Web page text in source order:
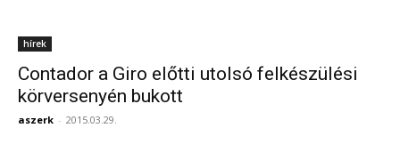
hírek
Contador a Giro előtti utolsó felkészülési
körversenyén bukott
aszerk - 2015.03.29.